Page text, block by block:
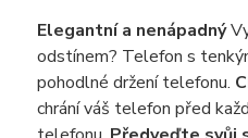
Elegantní a nenápadný
odstínem? Telefon s
pohodlné držení telefonu.
chrání váš telefon před